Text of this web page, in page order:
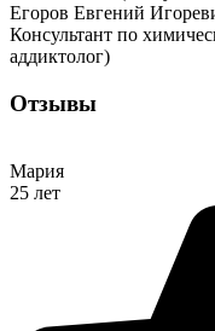
Егоров Евгений
Консультант по
аддиктолог)
Отзывы
Мария
25 лет